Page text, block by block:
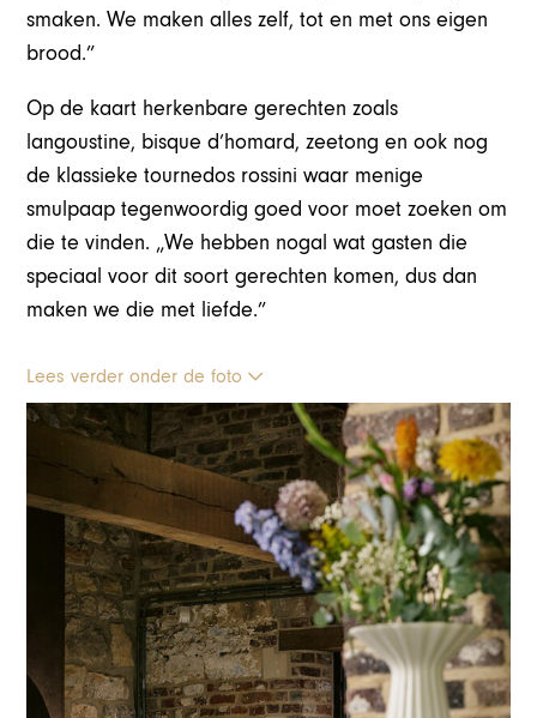
smaken. We maken alles zelf, tot en met ons eigen
brood.”
Op de kaart herkenbare gerechten zoals
langoustine, bisque d’homard, zeetong en ook nog
de klassieke tournedos rossini waar menige
smulpaap tegenwoordig goed voor moet zoeken om
die te vinden. „We hebben nogal wat gasten die
speciaal voor dit soort gerechten komen, dus dan
maken we die met liefde.”
Lees verder onder de foto